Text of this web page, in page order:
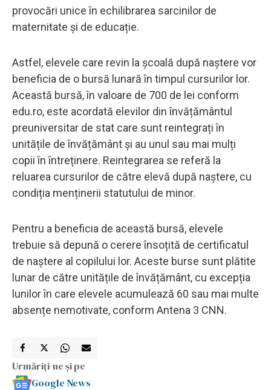
provocări unice în echilibrarea sarcinilor de
maternitate și de educație.
Astfel, elevele care revin la școală după naștere vor
beneficia de o bursă lunară în timpul cursurilor lor.
Această bursă, în valoare de 700 de lei conform
edu.ro, este acordată elevilor din învățământul
preuniversitar de stat care sunt reintegrați în
unitățile de învățământ și au unul sau mai mulți
copii în întreținere. Reintegrarea se referă la
reluarea cursurilor de către elevă după naștere, cu
condiția menținerii statutului de minor.
Pentru a beneficia de această bursă, elevele
trebuie să depună o cerere însoțită de certificatul
de naștere al copilului lor. Aceste burse sunt plătite
lunar de către unitățile de învățământ, cu excepția
lunilor în care elevele acumulează 60 sau mai multe
absențe nemotivate, conform Antena 3 CNN.
Urmăriți-ne și pe
Google News